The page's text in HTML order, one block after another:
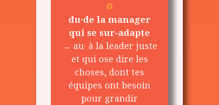
du·de la manager
qui se sur-adapte
→ au· à la leader juste
et qui ose dire les
choses, dont tes
équipes ont besoin
pour grandir